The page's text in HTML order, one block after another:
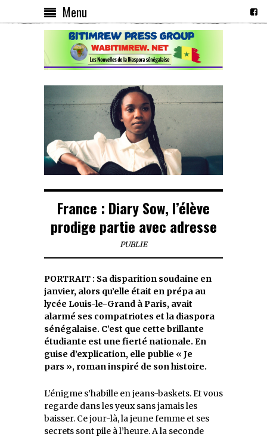
Menu
France : Diary Sow, l’élève
prodige partie avec adresse
PUBLIE
PORTRAIT : Sa disparition soudaine en
janvier, alors qu’elle était en prépa au
lycée Louis-le-Grand à Paris, avait
alarmé ses compatriotes et la diaspora
sénégalaise. C’est que cette brillante
étudiante est une fierté nationale. En
guise d’explication, elle publie « Je
pars », roman inspiré de son histoire.
L’énigme s’habille en jeans-baskets. Et vous
regarde dans les yeux sans jamais les
baisser. Ce jour-là, la jeune femme et ses
secrets sont pile à l’heure. A la seconde